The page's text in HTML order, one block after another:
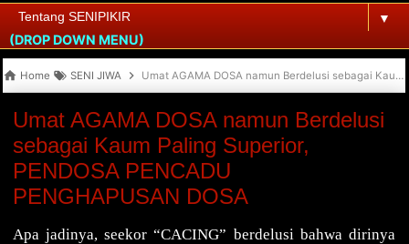
▼
(DROP DOWN MENU)
Home SENI JIWA Umat AGAMA DOSA namun Berdelusi sebagai Kaum Paling Superior, PENDOSA PENCADU PENGHAPUSAN DOSA
Umat AGAMA DOSA namun Berdelusi
sebagai Kaum Paling Superior,
PENDOSA PENCADU
PENGHAPUSAN DOSA
Apa jadinya, seekor “CACING” berdelusi bahwa dirinya